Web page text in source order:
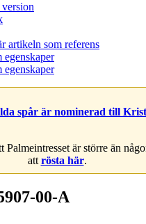
artikeln som referens
egenskaper
egenskaper
spår är nominerad till
är större än
att rösta här.
00-A